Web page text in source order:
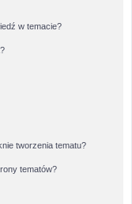
w temacie?
tworzenia tematu?
tematów?